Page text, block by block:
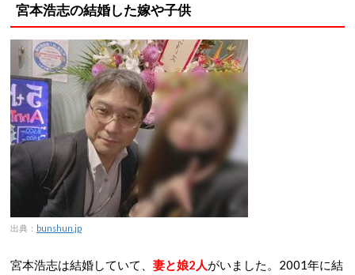
宮本浩志の結婚した嫁や子供
出典： bunshun.jp
宮本浩志は結婚していて、 妻と娘2人 がいました。2001年に結